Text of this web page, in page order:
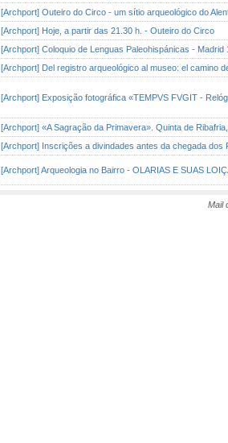
[Archport] Outeiro do Circo - um sítio arqueológico do
[Archport] Hoje, a partir das 21.30 h. - Outeiro do Circo
[Archport] Coloquio de Lenguas Paleohispánicas - Madrid
[Archport] Del registro arqueológico al museo: el camino
[Archport] Exposição fotográfica «TEMPVS FVGIT -
[Archport] «A Sagração da Primavera». Quinta de
[Archport] Inscrições a divindades antes da chegada dos
[Archport] Arqueologia no Bairro - OLARIAS E SUAS
Mail